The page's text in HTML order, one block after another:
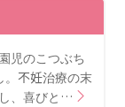
児のこつぶち
。不妊治療の末
、喜びと…